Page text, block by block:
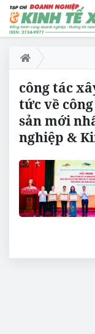
công tác
tức về
sản mới
nghiệp &